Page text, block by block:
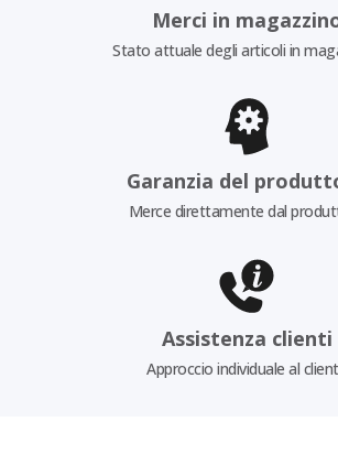
Merci in
Stato attuale degli articoli in
Garanzia del
Merce direttamente dal
Assistenza clienti
Approccio individuale al